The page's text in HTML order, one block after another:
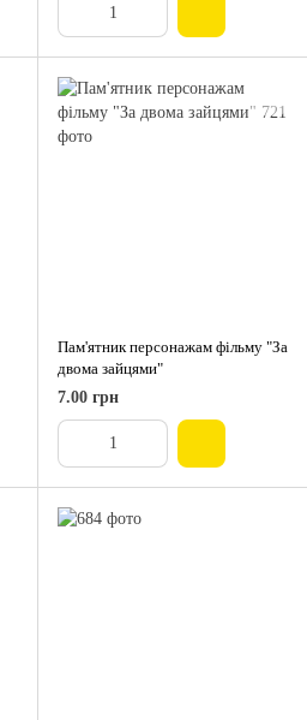
Пам'ятник персонажам фільму "За
двома зайцями"
7.00 грн